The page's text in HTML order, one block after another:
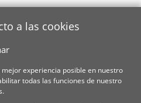
a las cookies
experiencia posible en nuestro
todas las funciones de nuestro